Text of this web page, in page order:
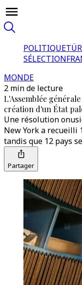
POLITIQUE
SÉLECTION
MONDE
2 min de lecture
L'Assemblée
création d'un État
Une résolution
New York a recueilli
tandis que 12 pays
Partager